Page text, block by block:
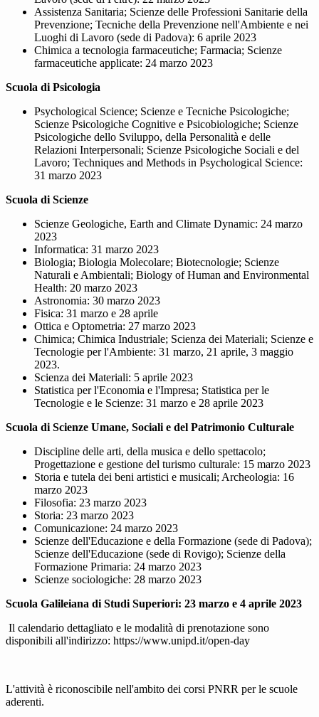
Assistenza Sanitaria; Scienze delle Professioni Sanitarie della
Prevenzione; Tecniche della Prevenzione nell'Ambiente e nei
Luoghi di Lavoro (sede di Padova): 6 aprile 2023
Chimica a tecnologia farmaceutiche; Farmacia; Scienze
farmaceutiche applicate: 24 marzo 2023
Scuola di Psicologia
Psychological Science; Scienze e Tecniche Psicologiche;
Scienze Psicologiche Cognitive e Psicobiologiche; Scienze
Psicologiche dello Sviluppo, della Personalità e delle
Relazioni Interpersonali; Scienze Psicologiche Sociali e del
Lavoro; Techniques and Methods in Psychological Science:
31 marzo 2023
Scuola di Scienze
Scienze Geologiche, Earth and Climate Dynamic: 24 marzo
2023
Informatica: 31 marzo 2023
Biologia; Biologia Molecolare; Biotecnologie; Scienze
Naturali e Ambientali; Biology of Human and Environmental
Health: 20 marzo 2023
Astronomia: 30 marzo 2023
Fisica: 31 marzo e 28 aprile
Ottica e Optometria: 27 marzo 2023
Chimica; Chimica Industriale; Scienza dei Materiali; Scienze e
Tecnologie per l'Ambiente: 31 marzo, 21 aprile, 3 maggio
2023.
Scienza dei Materiali: 5 aprile 2023
Statistica per l'Economia e l'Impresa; Statistica per le
Tecnologie e le Scienze: 31 marzo e 28 aprile 2023
Scuola di Scienze Umane, Sociali e del Patrimonio Culturale
Discipline delle arti, della musica e dello spettacolo;
Progettazione e gestione del turismo culturale: 15 marzo 2023
Storia e tutela dei beni artistici e musicali; Archeologia: 16
marzo 2023
Filosofia: 23 marzo 2023
Storia: 23 marzo 2023
Comunicazione: 24 marzo 2023
Scienze dell'Educazione e della Formazione (sede di Padova);
Scienze dell'Educazione (sede di Rovigo); Scienze della
Formazione Primaria: 24 marzo 2023
Scienze sociologiche: 28 marzo 2023
Scuola Galileiana di Studi Superiori: 23 marzo e 4 aprile 2023
Il calendario dettagliato e le modalità di prenotazione sono
disponibili all'indirizzo: https://www.unipd.it/open-day
L'attività è riconoscibile nell'ambito dei corsi PNRR per le scuole
aderenti.